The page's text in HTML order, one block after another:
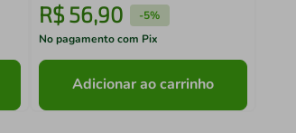
R$ 56,90 -5%
No pagamento com Pix
Adicionar ao carrinho